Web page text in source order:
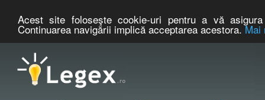
Acest site foloseşte cookie-uri pentru a vă
Continuarea navigării implică acceptarea acestora.Mai